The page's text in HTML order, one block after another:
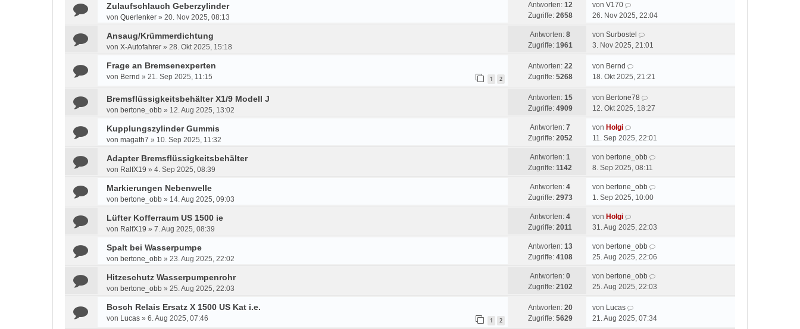
Zulaufschlauch Geberzylinder
von Querlenker » 20. Nov 2025, 08:13
Antworten: 12
Zugriffe: 2658
von V170
26. Nov 2025, 22:04
Ansaug/Krümmerdichtung
von X-Autofahrer » 28. Okt 2025, 15:18
Antworten: 8
Zugriffe: 1961
von Surbostel
3. Nov 2025, 21:01
Frage an Bremsenexperten
von Bernd » 21. Sep 2025, 11:15 1 2
Antworten: 22
Zugriffe: 5268
von Bernd
18. Okt 2025, 21:21
Bremsflüssigkeitsbehälter X1/9 Modell J
von bertone_obb » 12. Aug 2025, 13:02
Antworten: 15
Zugriffe: 4909
von Bertone78
12. Okt 2025, 18:27
Kupplungszylinder Gummis
von magath7 » 10. Sep 2025, 11:32
Antworten: 7
Zugriffe: 2052
von Holgi
11. Sep 2025, 22:01
Adapter Bremsflüssigkeitsbehälter
von RalfX19 » 4. Sep 2025, 08:39
Antworten: 1
Zugriffe: 1142
von bertone_obb
8. Sep 2025, 08:11
Markierungen Nebenwelle
von bertone_obb » 14. Aug 2025, 09:03
Antworten: 4
Zugriffe: 2973
von bertone_obb
1. Sep 2025, 10:00
Lüfter Kofferraum US 1500 ie
von RalfX19 » 7. Aug 2025, 08:39
Antworten: 4
Zugriffe: 2011
von Holgi
31. Aug 2025, 22:03
Spalt bei Wasserpumpe
von bertone_obb » 23. Aug 2025, 22:02
Antworten: 13
Zugriffe: 4108
von bertone_obb
25. Aug 2025, 22:06
Hitzeschutz Wasserpumpenrohr
von bertone_obb » 25. Aug 2025, 22:03
Antworten: 0
Zugriffe: 2102
von bertone_obb
25. Aug 2025, 22:03
Bosch Relais Ersatz X 1500 US Kat i.e.
von Lucas » 6. Aug 2025, 07:46 1 2
Antworten: 20
Zugriffe: 5629
von Lucas
21. Aug 2025, 07:34